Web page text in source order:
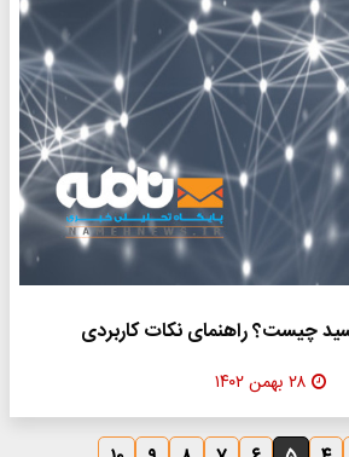
چیست؟ راهنمای نکات کاربردی
۲۸ بهمن ۱۴۰۲